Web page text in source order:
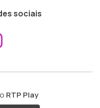
sociais
ao
RTP Play